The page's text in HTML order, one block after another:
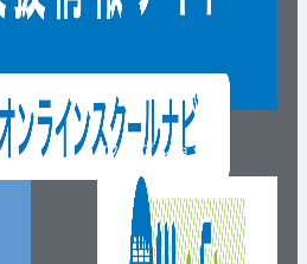
ウェブショップ